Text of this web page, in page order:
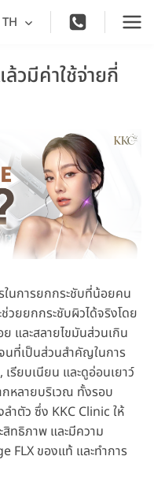
TH Toggle
menu
ล้วมีค่าใช้จ่ายกี่
นการยกกระชับที่น้อยคน
วยยกกระชับผิวได้จริงโดย
และสลายไขมันส่วนเกิน
นที่เป็นส่วนสำคัญในการ
รียบเนียน และดูอ่อนเยาว์
หลายบริเวณ ทั้งรอบ
ำตัว ซึ่ง KKC Clinic ให้
ทธิภาพ และมีความ
FLX ของแท้ และทำการ